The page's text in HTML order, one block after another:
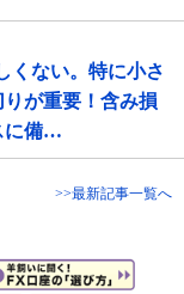
くない。特に小さ
が重要！含み損
に備…
>>最新記事一覧へ